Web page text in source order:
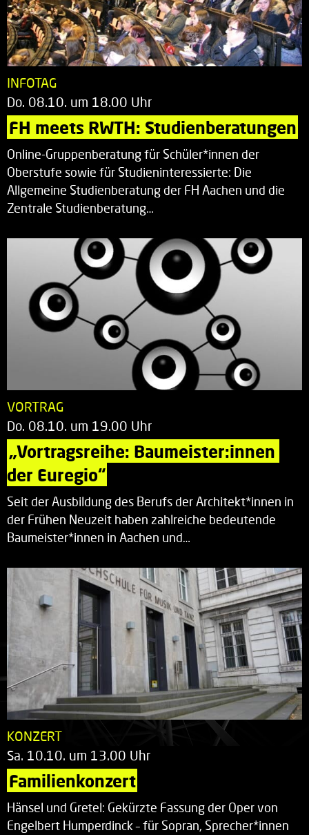
INFOTAG
Do. 08.10. um 18.00 Uhr
FH meets RWTH: Studienberatungen
Online-Gruppenberatung für Schüler*innen der
Oberstufe sowie für Studieninteressierte: Die
Allgemeine Studienberatung der FH Aachen und die
Zentrale Studienberatung…
VORTRAG
Do. 08.10. um 19.00 Uhr
„Vortragsreihe: Baumeister:innen
der Euregio“
Seit der Ausbildung des Berufs der Architekt*innen in
der Frühen Neuzeit haben zahlreiche bedeutende
Baumeister*innen in Aachen und…
KONZERT
Sa. 10.10. um 13.00 Uhr
Familienkonzert
Hänsel und Gretel: Gekürzte Fassung der Oper von
Engelbert Humperdinck – für Sopran, Sprecher*innen